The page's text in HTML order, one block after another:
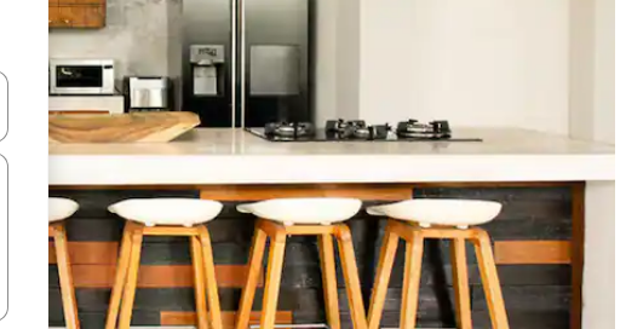
keuze met je de pijltjestoetsen omhoog en omlaag, óf door te tikken of swipen.